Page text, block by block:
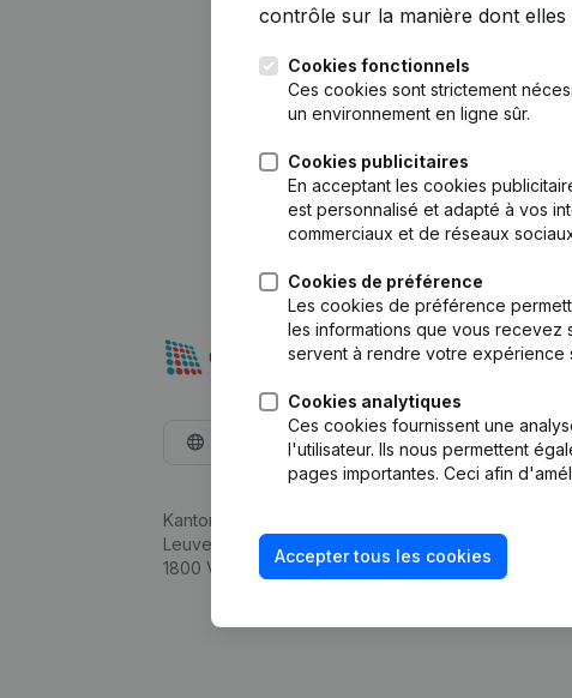
contrôle sur la manière dont elles
Cookies fonctionnels
Ces cookies sont strictement
un environnement en ligne sûr.
Cookies publicitaires
En acceptant les cookies
est personnalisé et adapté à vos
commerciaux et de réseaux
Cookies de préférence
Les cookies de préférence
les informations que vous recevez
servent à rendre votre expérience
Cookies analytiques
Ces cookies fournissent une
l'utilisateur. Ils nous permettent
pages importantes. Ceci afin
Accepter tous les cookies
Français
Kantorenpark Everest
Leuvensesteenweg 248D,
1800 Vilvoorde